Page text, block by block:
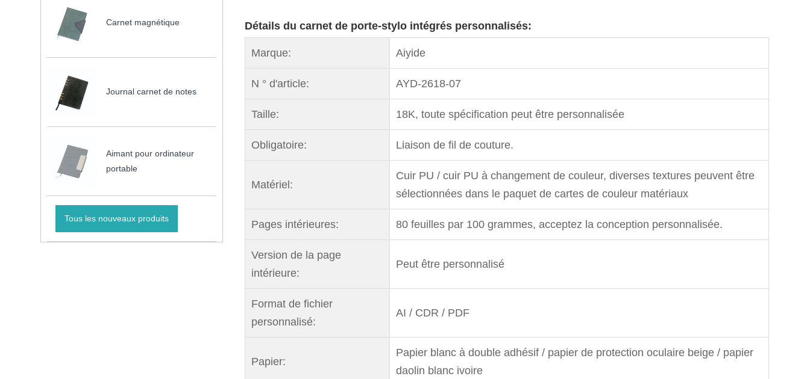
Carnet magnétique
Journal carnet de notes
Aimant pour ordinateur
portable
Tous les nouveaux produits
Détails du carnet de porte-stylo intégrés personnalisés:
Marque: Aiyide
N ° d'article: AYD-2618-07
Taille: 18K, toute spécification peut être personnalisée
Obligatoire: Liaison de fil de couture.
Matériel:
Cuir PU / cuir PU à changement de couleur, diverses textures peuvent être
sélectionnées dans le paquet de cartes de couleur matériaux
Pages intérieures: 80 feuilles par 100 grammes, acceptez la conception personnalisée.
Version de la page
intérieure:
Peut être personnalisé
Format de fichier
personnalisé:
AI / CDR / PDF
Papier:
Papier blanc à double adhésif / papier de protection oculaire beige / papier
daolin blanc ivoire